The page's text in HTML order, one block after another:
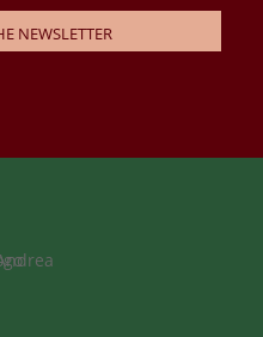
NEWSLETTER